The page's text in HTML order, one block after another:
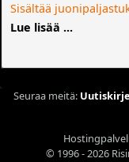
Sisältää
Lue lisää ...
Seuraa meitä: Uutiskirje
© 1996 - 2026